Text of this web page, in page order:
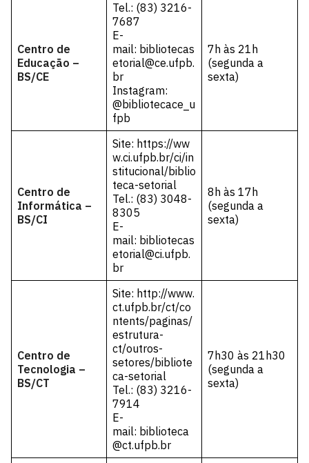
Centro de
Educação –
BS/CE
Tel.: (83) 3216-
7687
E-
mail: bibliotecas
etorial@ce.ufpb.
br
Instagram:
@bibliotecace_u
fpb
7h às 21h
(segunda a
sexta)
Centro de
Informática –
BS/CI
Site: https://ww
w.ci.ufpb.br/ci/in
stitucional/biblio
teca-setorial
Tel.: (83) 3048-
8305
E-
mail: bibliotecas
etorial@ci.ufpb.
br
8h às 17h
(segunda a
sexta)
Centro de
Tecnologia –
BS/CT
Site: http://www.
ct.ufpb.br/ct/co
ntents/paginas/
estrutura-
ct/outros-
setores/bibliote
ca-setorial
Tel.: (83) 3216-
7914
E-
mail: biblioteca
@ct.ufpb.br
7h30 às 21h30
(segunda a
sexta)